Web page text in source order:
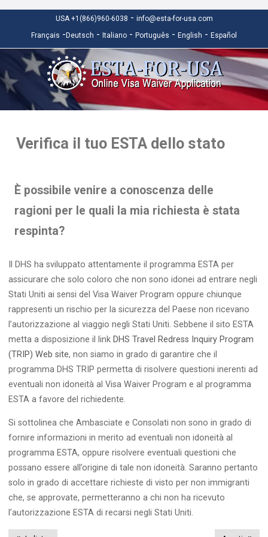
USA +1(866)960-6038 - info@esta-for-usa.com
Français - Deutsch - Italiano - Português - English - Español
Verifica il tuo ESTA dello stato
È possibile venire a conoscenza delle
ragioni per le quali la mia richiesta è stata
respinta?
Il DHS ha sviluppato attentamente il programma ESTA per
assicurare che solo coloro che non sono idonei ad entrare negli
Stati Uniti ai sensi del Visa Waiver Program oppure chiunque
rappresenti un rischio per la sicurezza del Paese non ricevano
l’autorizzazione al viaggio negli Stati Uniti. Sebbene il sito ESTA
metta a disposizione il link DHS Travel Redress Inquiry Program
(TRIP) Web site, non siamo in grado di garantire che il
programma DHS TRIP permetta di risolvere questioni inerenti ad
eventuali non idoneità al Visa Waiver Program e al programma
ESTA a favore del richiedente.
Si sottolinea che Ambasciate e Consolati non sono in grado di
fornire informazioni in merito ad eventuali non idoneità al
programma ESTA, oppure risolvere eventuali questioni che
possano essere all’origine di tale non idoneità. Saranno pertanto
solo in grado di accettare richieste di visto per non immigranti
che, se approvate, permetteranno a chi non ha ricevuto
l’autorizzazione ESTA di recarsi negli Stati Uniti.